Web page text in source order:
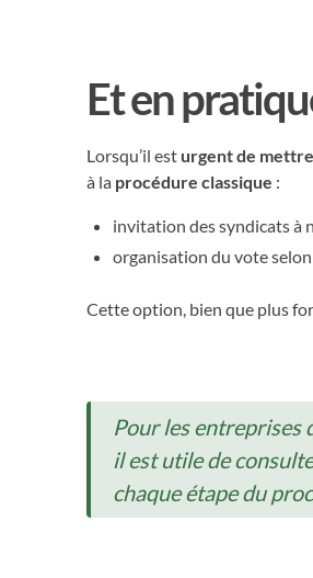
Et en
Lorsqu’il est urgent de
à la procédure classique :
invitation des syndicats à
organisation du vote
Cette option, bien que plus
Pour les entreprises
il est utile de
chaque étape du